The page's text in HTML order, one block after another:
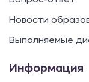
Новости
Выполняемые
Информация